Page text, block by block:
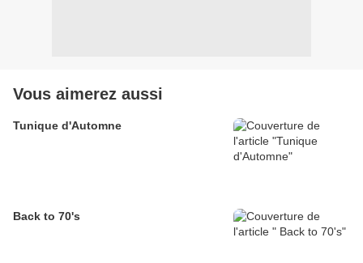
Vous aimerez aussi
Tunique d'Automne
Back to 70's